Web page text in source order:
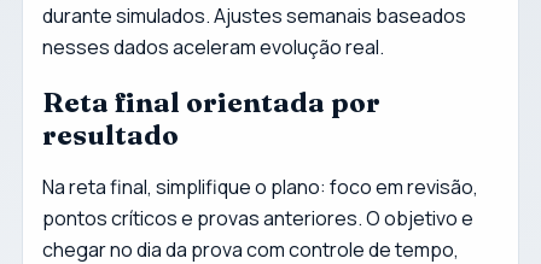
durante simulados. Ajustes semanais baseados
nesses dados aceleram evolução real.
Reta final orientada por
resultado
Na reta final, simplifique o plano: foco em revisão,
pontos críticos e provas anteriores. O objetivo e
chegar no dia da prova com controle de tempo,